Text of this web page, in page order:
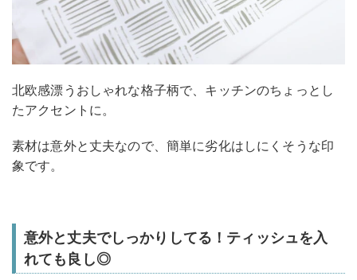
北欧感漂うおしゃれな格子柄で、キッチンのちょっとし
たアクセントに。
素材は意外と丈夫なので、簡単に劣化はしにくそうな印
象です。
意外と丈夫でしっかりしてる！ティッシュを入
れても良し◎